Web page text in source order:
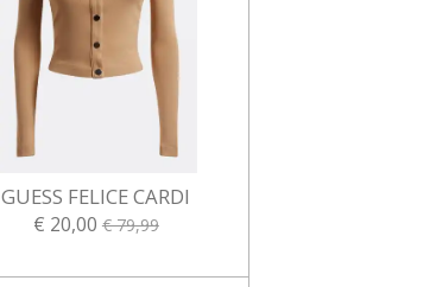
GUESS FELICE CARDI
€ 20,00 € 79,99